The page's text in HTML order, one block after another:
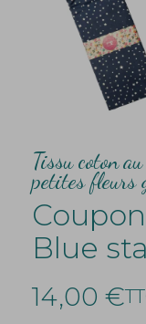
Tissu coton
petites fleurs
Blue
14,00 €